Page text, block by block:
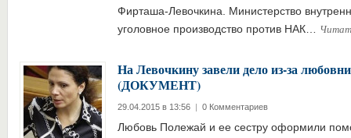
Фирташа-Левочкина. Министерство
уголовное производство против НАК…
На Левочкину завели дело из-за
(ДОКУМЕНТ)
29.04.2015 в 13:56 | 0 Комментариев
Любовь Полежай и ее сестру оформили